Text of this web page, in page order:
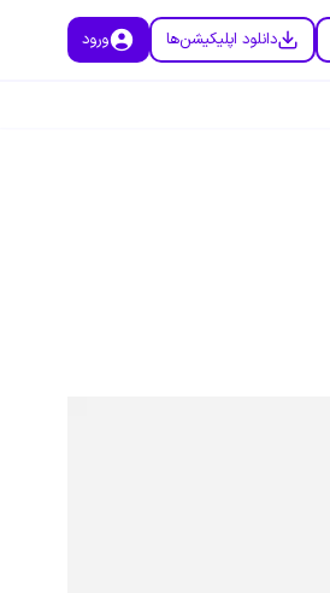
دانلود اپلیکیشن‌ها ورود